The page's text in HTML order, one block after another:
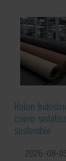
Kolon
cuero
sostenible
2026-08-